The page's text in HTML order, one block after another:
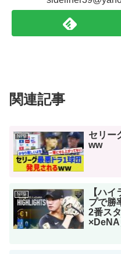
関連記事
NPB
セリー
ww
NPB
【ハ
プで勝
2番ス
×DeNA